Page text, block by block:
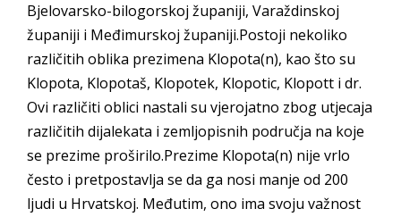
Bjelovarsko-bilogorskoj županiji, Varaždinskoj
županiji i Međimurskoj županiji.Postoji nekoliko
različitih oblika prezimena Klopota(n), kao što su
Klopota, Klopotaš, Klopotek, Klopotic, Klopott i dr.
Ovi različiti oblici nastali su vjerojatno zbog utjecaja
različitih dijalekata i zemljopisnih područja na koje
se prezime proširilo.Prezime Klopota(n) nije vrlo
često i pretpostavlja se da ga nosi manje od 200
ljudi u Hrvatskoj. Međutim, ono ima svoju važnost